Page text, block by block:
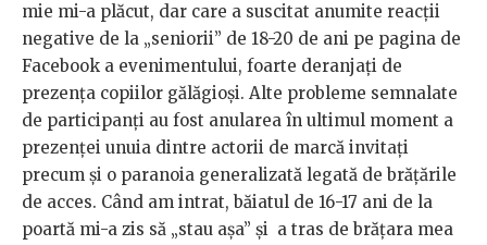
mie mi-a plăcut, dar care a suscitat anumite reacții
negative de la „seniorii” de 18-20 de ani pe pagina de
Facebook a evenimentului, foarte deranjați de
prezența copiilor gălăgioși. Alte probleme semnalate
de participanți au fost anularea în ultimul moment a
prezenței unuia dintre actorii de marcă invitați
precum și o paranoia generalizată legată de brățările
de acces. Când am intrat, băiatul de 16-17 ani de la
poartă mi-a zis să „stau așa” și a tras de brățara mea